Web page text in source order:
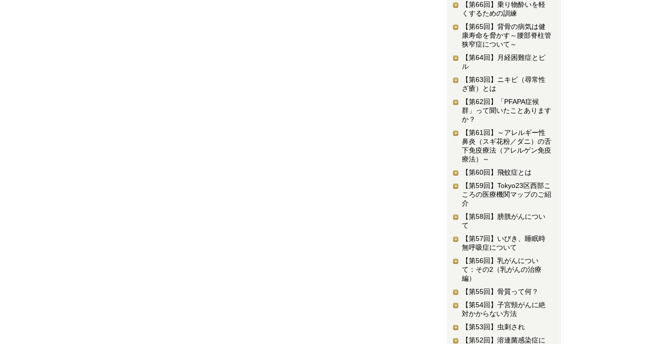
【第66回】 乗り物酔いを軽
くするための訓練
【第65回】 背骨の病気は健
康寿命を脅かす～腰部脊柱管
狭窄症について～
【第64回】
月経困難症とピ
ル
【第63回】 ニキビ（尋常性
ざ瘡）とは
【第62回】
「PFAPA症候
群」って聞いたことあります
か？
【第61回】
～アレルギー性
鼻炎（スギ花粉／ダニ）の舌
下免疫療法（アレルゲン免疫
療法）～
【第60回】 飛蚊症とは
【第59回】 Tokyo23区西部こ
ころの医療機関マップのご紹
介
【第58回】 膀胱がんについ
て
【第57回】 いびき、睡眠時
無呼吸症について
【第56回】 乳がんについ
て：その2（乳がんの治療
編）
【第55回】 骨質って何？
【第54回】 子宮頸がんに絶
対かからない方法
【第53回】 虫刺され
【第52回】 溶連菌感染症に